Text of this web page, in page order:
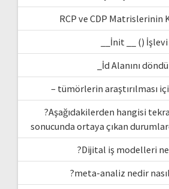
RCP ve CDP Matrislerinin
__İnit __ () İşlevi
_İd Alanını
– tümörlerin araştırılması
?Aşağıdakilerden hangisi
sonucunda ortaya çıkan
?Dijital iş modelleri
?meta-analiz nedir